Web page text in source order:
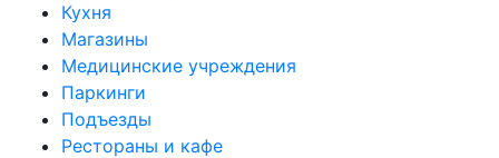
Кухня
Магазины
Медицинские учреждения
Паркинги
Подъезды
Рестораны и кафе